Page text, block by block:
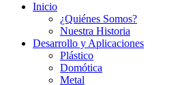
Inicio
¿Quiénes Somos?
Nuestra Historia
Desarrollo y Aplicaciones
Plástico
Domótica
Metal